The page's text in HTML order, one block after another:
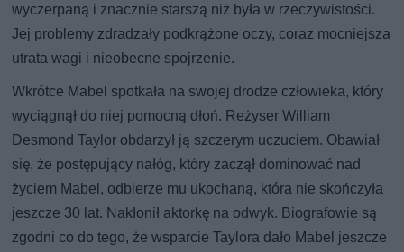
wyczerpaną i znacznie starszą niż była w rzeczywistości.
Jej problemy zdradzały podkrążone oczy, coraz mocniejsza
utrata wagi i nieobecne spojrzenie.
Wkrótce Mabel spotkała na swojej drodze człowieka, który
wyciągnął do niej pomocną dłoń. Reżyser William
Desmond Taylor obdarzył ją szczerym uczuciem. Obawiał
się, że postępujący nałóg, który zaczął dominować nad
życiem Mabel, odbierze mu ukochaną, która nie skończyła
jeszcze 30 lat. Nakłonił aktorkę na odwyk. Biografowie są
zgodni co do tego, że wsparcie Taylora dało Mabel jeszcze